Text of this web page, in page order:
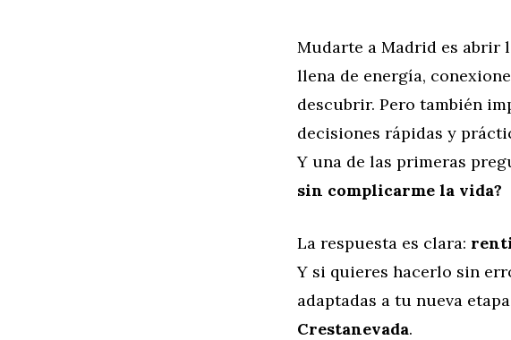
Mudarte a Madrid es abrir
llena de energía,
descubrir. Pero también
decisiones rápidas y
Y una de las primeras
sin complicarme la vida?
La respuesta es clara:
Y si quieres hacerlo sin
adaptadas a tu nueva
Crestanevada.